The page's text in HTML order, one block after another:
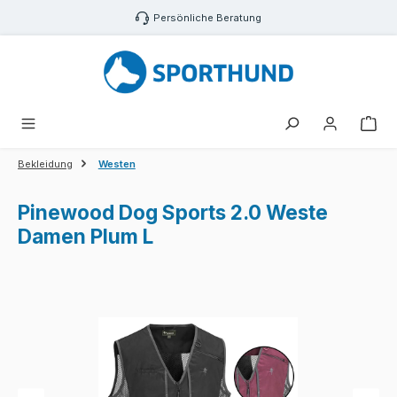
Zum Hauptinhalt springen Persönliche Beratung
Bekleidung Westen
Pinewood Dog Sports 2.0 Weste
Damen Plum L
Bildergalerie überspringen